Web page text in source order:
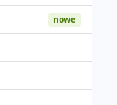
nowe